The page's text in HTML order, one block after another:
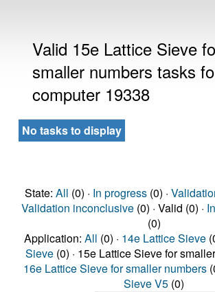
Valid 15e Lattice Sieve
smaller numbers tasks
computer 19338
No tasks to display
State: All (0) · In progress(0) ·
Validation inconclusive(0) · Valid (0) ·
(0)
Application: All (0) · 14e Lattice Sieve
Sieve (0) · 15e Lattice Sieve for
16e Lattice Sieve for smaller numbers
Sieve V5 (0)